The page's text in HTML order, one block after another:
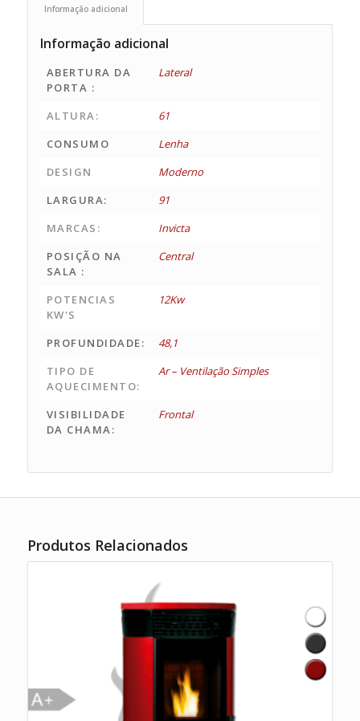
Informação adicional
Informação adicional
ABERTURA DA
PORTA :
Lateral
ALTURA:
61
CONSUMO
Lenha
DESIGN
Moderno
LARGURA:
91
MARCAS:
Invicta
POSIÇÃO NA
SALA :
Central
POTENCIAS
KW'S
12Kw
PROFUNDIDADE:
48,1
TIPO DE
AQUECIMENTO:
Ar – Ventilação Simples
VISIBILIDADE
DA CHAMA:
Frontal
Produtos Relacionados